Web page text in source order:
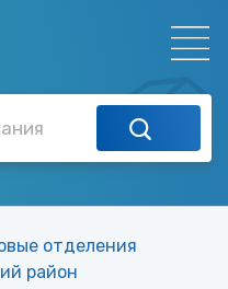
отделения
район